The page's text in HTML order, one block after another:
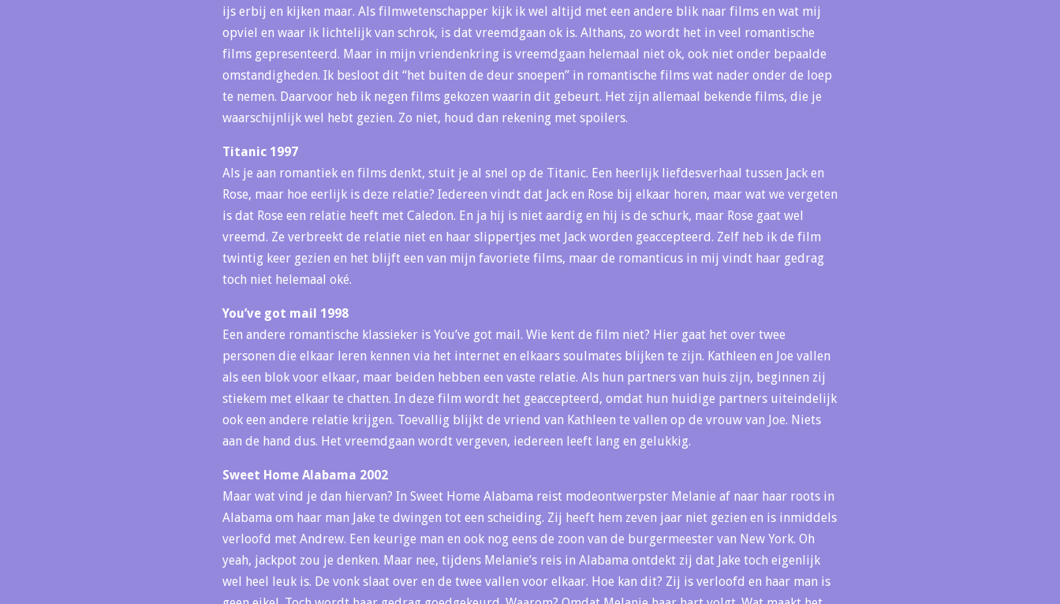
ijs erbij en kijken maar. Als filmwetenschapper kijk ik wel altijd met een andere blik naar films en wat mij
opviel en waar ik lichtelijk van schrok, is dat vreemdgaan ok is. Althans, zo wordt het in veel romantische
films gepresenteerd. Maar in mijn vriendenkring is vreemdgaan helemaal niet ok, ook niet onder bepaalde
omstandigheden. Ik besloot dit “het buiten de deur snoepen” in romantische films wat nader onder de loep
te nemen. Daarvoor heb ik negen films gekozen waarin dit gebeurt. Het zijn allemaal bekende films, die je
waarschijnlijk wel hebt gezien. Zo niet, houd dan rekening met spoilers.
Titanic 1997
Als je aan romantiek en films denkt, stuit je al snel op de Titanic. Een heerlijk liefdesverhaal tussen Jack en
Rose, maar hoe eerlijk is deze relatie? Iedereen vindt dat Jack en Rose bij elkaar horen, maar wat we vergeten
is dat Rose een relatie heeft met Caledon. En ja hij is niet aardig en hij is de schurk, maar Rose gaat wel
vreemd. Ze verbreekt de relatie niet en haar slippertjes met Jack worden geaccepteerd. Zelf heb ik de film
twintig keer gezien en het blijft een van mijn favoriete films, maar de romanticus in mij vindt haar gedrag
toch niet helemaal oké.
You’ve got mail 1998
Een andere romantische klassieker is You’ve got mail. Wie kent de film niet? Hier gaat het over twee
personen die elkaar leren kennen via het internet en elkaars soulmates blijken te zijn. Kathleen en Joe vallen
als een blok voor elkaar, maar beiden hebben een vaste relatie. Als hun partners van huis zijn, beginnen zij
stiekem met elkaar te chatten. In deze film wordt het geaccepteerd, omdat hun huidige partners uiteindelijk
ook een andere relatie krijgen. Toevallig blijkt de vriend van Kathleen te vallen op de vrouw van Joe. Niets
aan de hand dus. Het vreemdgaan wordt vergeven, iedereen leeft lang en gelukkig.
Sweet Home Alabama 2002
Maar wat vind je dan hiervan? In Sweet Home Alabama reist modeontwerpster Melanie af naar haar roots in
Alabama om haar man Jake te dwingen tot een scheiding. Zij heeft hem zeven jaar niet gezien en is inmiddels
verloofd met Andrew. Een keurige man en ook nog eens de zoon van de burgermeester van New York. Oh
yeah, jackpot zou je denken. Maar nee, tijdens Melanie’s reis in Alabama ontdekt zij dat Jake toch eigenlijk
wel heel leuk is. De vonk slaat over en de twee vallen voor elkaar. Hoe kan dit? Zij is verloofd en haar man is